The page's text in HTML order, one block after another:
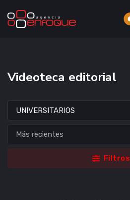
Videoteca editorial
Filtros